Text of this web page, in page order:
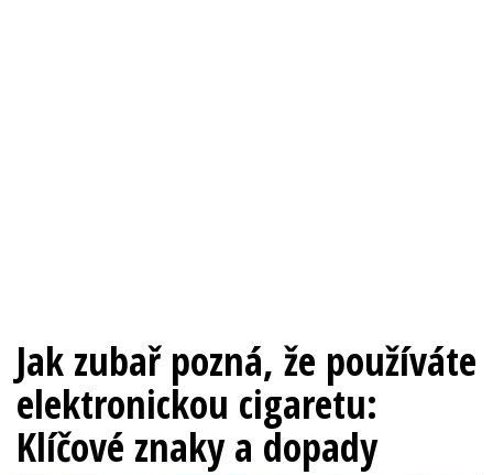
Jak zubař pozná, že používáte
elektronickou cigaretu:
Klíčové znaky a dopady